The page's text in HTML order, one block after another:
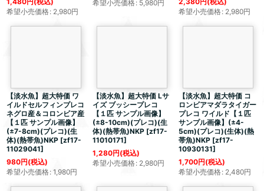
希望小売価格: 2,980円
希望小売価格: 5,980円
希望小売価格: 2,980円
【淡水魚】 超大特価 ワ
イルドセルフィンプレコ
ネグロ産＆コロンビア産
【１匹 サンプル画像】
(±7-8cm)(プレコ)(生
体)(熱帯魚)NKP [zf17-
11029041]
980円(税込)
希望小売価格: 1,980円
【淡水魚】 超大特価Lサ
イズ ブッシープレコ
【１匹 サンプル画像】
(±8-10cm)(プレコ)(生
体)(熱帯魚)NKP [zf17-
11010171]
1,280円(税込)
希望小売価格: 2,980円
【淡水魚】 超大特価コ
ロンビアマダラタイガー
プレコ ワイルド【１匹
サンプル画像】(±4-
5cm)(プレコ)(生体)(熱
帯魚)NKP [zf17-
10930131]
1,700円(税込)
希望小売価格: 2,480円